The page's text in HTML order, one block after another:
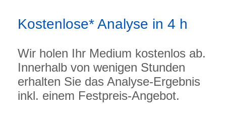
Kostenlose* Analyse in 4 h
Wir holen Ihr Medium kostenlos ab.
Innerhalb von wenigen Stunden
erhalten Sie das Analyse-Ergebnis
inkl. einem Festpreis-Angebot.